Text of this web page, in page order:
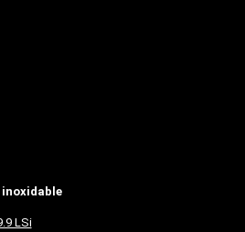
LSi